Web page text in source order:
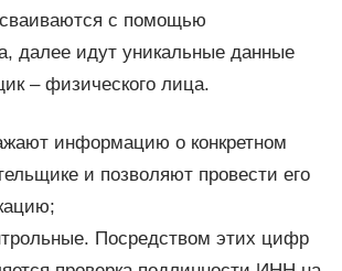
с помощью
далее идут уникальные данные
– физического лица.
информацию о конкретном
и позволяют провести его
Посредством этих цифр